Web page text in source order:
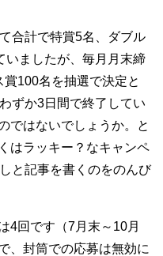
合計で特賞5名、ダブル
いましたが、毎月月末締
100名を抽選で決定と
ずか3日間で終了してい
ではないでしょうか。と
はラッキー？なキャンペ
と記事を書くのをのんび
4回です（7月末～10月
、封筒での応募は無効に